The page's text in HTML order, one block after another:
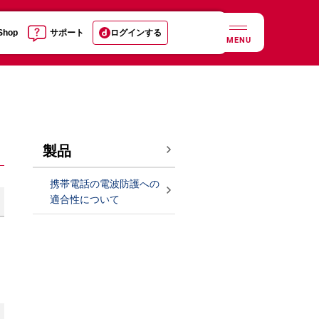
サポート ログインする
MENU
製品
携帯電話の電波防護への
適合性について